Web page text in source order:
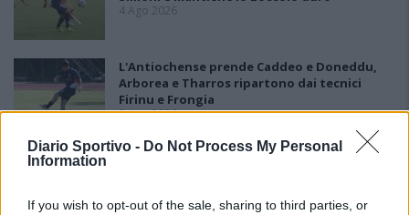
Diario Sportivo - Do Not Process My Personal
Information
If you wish to opt-out of the sale, sharing to third parties, or
4 Ago 2026
L'Antiochense prende Caddeo e Doneddu,
Arborea e Tharros ripartono dai tecnici
Firinu e Frongia
2 Ago 2026
La matricola Macomer prende il portiere
2 Ago 2026